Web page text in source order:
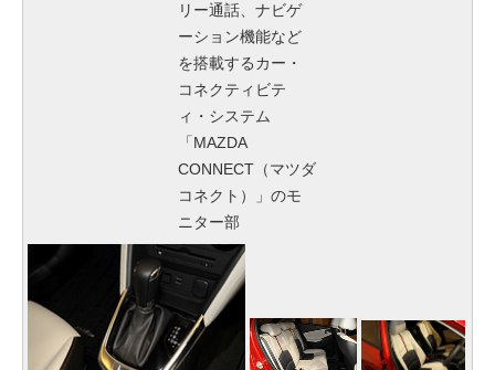
リー通話、ナビゲ
ーション機能など
を搭載するカー・
コネクティビテ
ィ・システム
「MAZDA
CONNECT（マツダ
コネクト）」のモ
ニター部